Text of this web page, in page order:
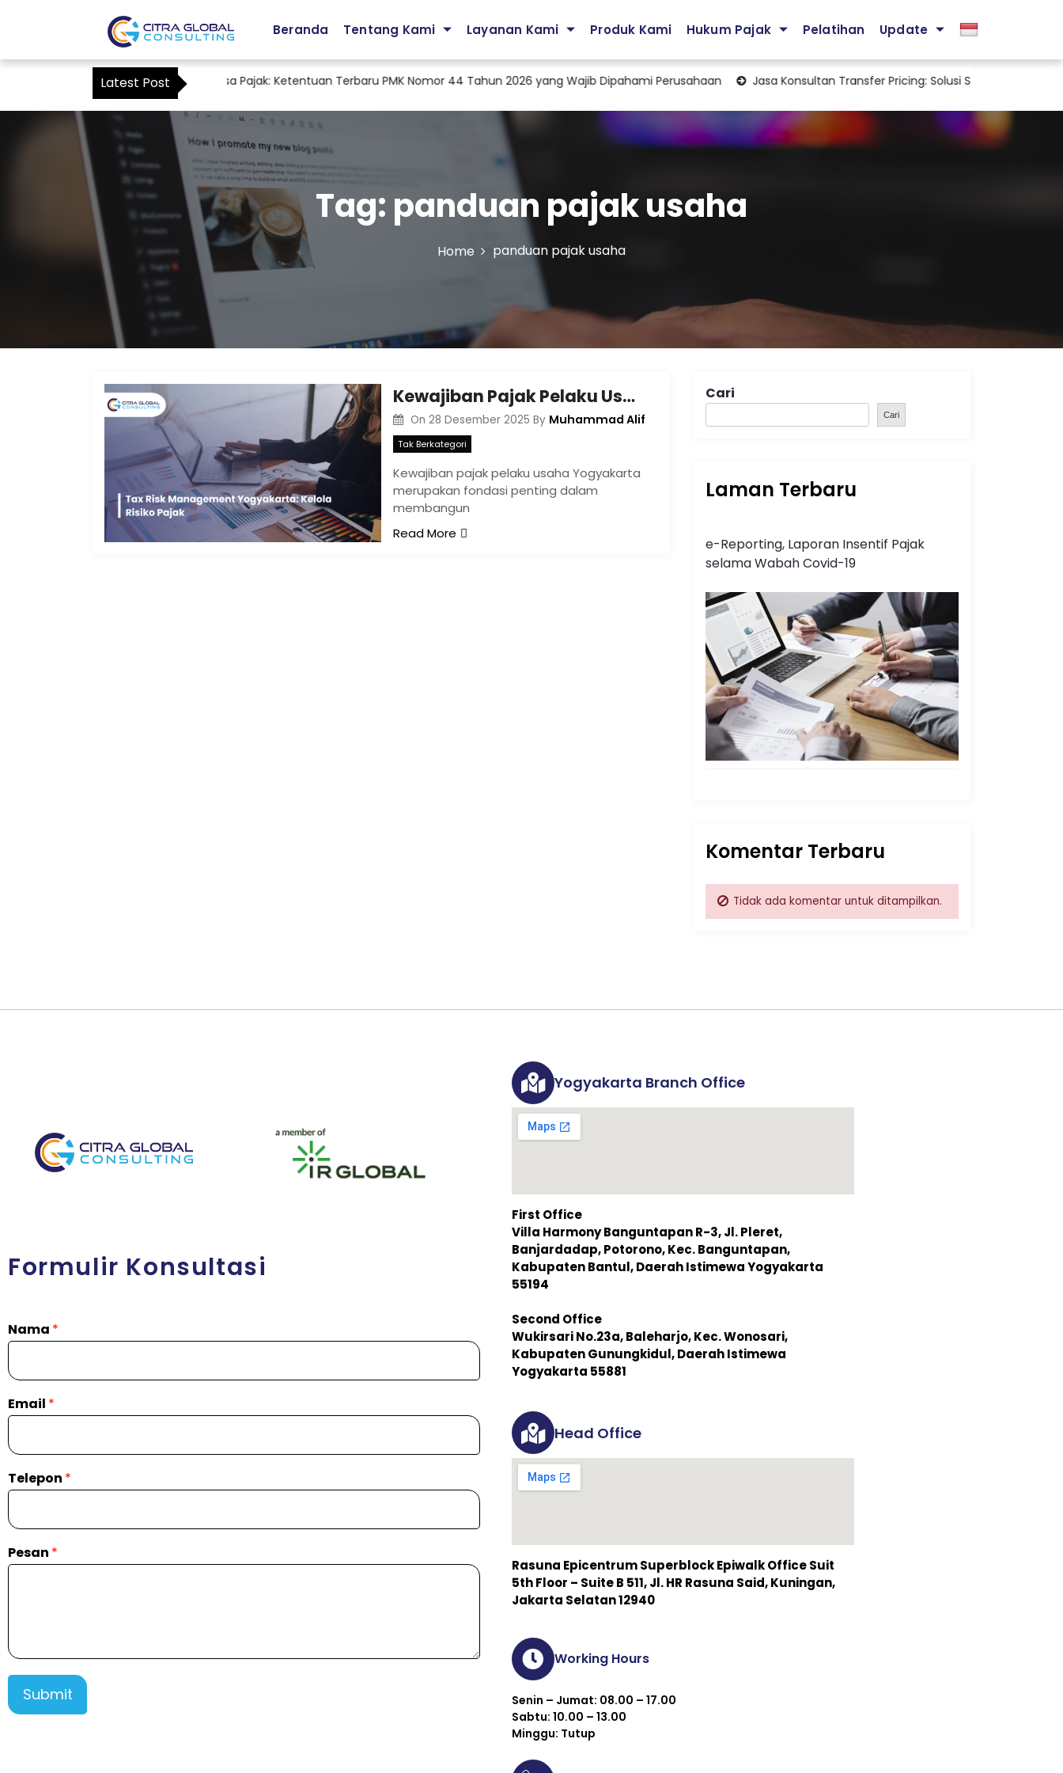
Beranda Tentang Kami Layanan Kami Produk Kami Hukum Pajak Pelatihan Update
Latest Post
Staf Accounting sebagai Kuasa Pajak: Ketentuan Terbaru PMK Nomor 44 Tahun 2026 yang Wajib Dipahami Perusahaan Jasa Konsultan Transfer Pricing: Solusi Strategis Mengelola
Tag: panduan pajak usaha
Home panduan pajak usaha
Kewajiban Pajak Pelaku Usaha Yogyakarta | Panduan Lengkap
On 28 Desember 2025 By Muhammad Alif
Tak Berkategori
Kewajiban pajak pelaku usaha Yogyakarta
merupakan fondasi penting dalam
membangun
Read More
Cari
Cari
Laman Terbaru
e-Reporting, Laporan Insentif Pajak
selama Wabah Covid-19
Komentar Terbaru
Tidak ada komentar untuk ditampilkan.
Formulir Konsultasi
Nama *
Email *
Telepon *
Pesan *
Submit
Yogyakarta Branch Office
First Office
Villa Harmony Banguntapan R-3, Jl. Pleret,
Banjardadap, Potorono, Kec. Banguntapan,
Kabupaten Bantul, Daerah Istimewa Yogyakarta
55194
Second Office
Wukirsari No.23a, Baleharjo, Kec. Wonosari,
Kabupaten Gunungkidul, Daerah Istimewa
Yogyakarta 55881
Head Office
Rasuna Epicentrum Superblock Epiwalk Office Suit
5th Floor – Suite B 511, Jl. HR Rasuna Said, Kuningan,
Jakarta Selatan 12940
Working Hours
Senin – Jumat: 08.00 – 17.00
Sabtu: 10.00 – 13.00
Minggu: Tutup